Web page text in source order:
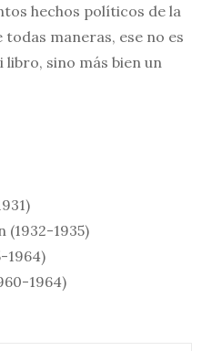
hechos políticos de la
maneras, ese no es
sino más bien un
(1932-1935)
1964)
1964)